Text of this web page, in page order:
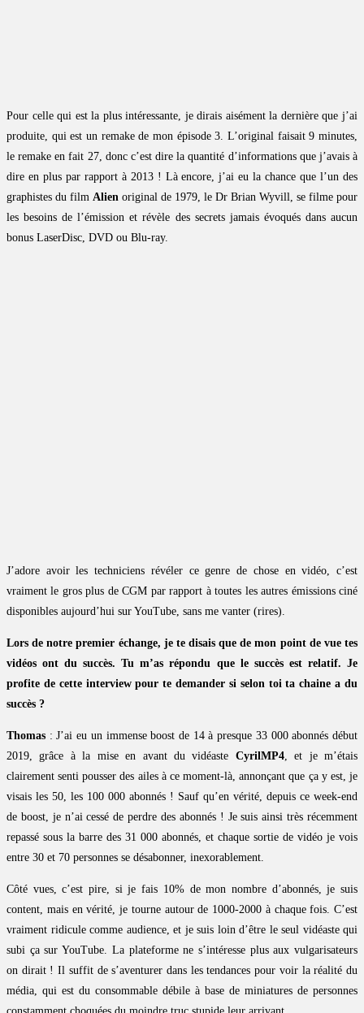
Pour celle qui est la plus intéressante, je dirais aisément la dernière que j’ai
produite, qui est un remake de mon épisode 3. L’original faisait 9 minutes,
le remake en fait 27, donc c’est dire la quantité d’informations que j’avais à
dire en plus par rapport à 2013 ! Là encore, j’ai eu la chance que l’un des
graphistes du film Alien original de 1979, le Dr Brian Wyvill, se filme pour
les besoins de l’émission et révèle des secrets jamais évoqués dans aucun
bonus LaserDisc, DVD ou Blu-ray.
J’adore avoir les techniciens révéler ce genre de chose en vidéo, c’est
vraiment le gros plus de CGM par rapport à toutes les autres émissions ciné
disponibles aujourd’hui sur YouTube, sans me vanter (rires).
Lors de notre premier échange, je te disais que de mon point de vue tes
vidéos ont du succès. Tu m’as répondu que le succès est relatif. Je
profite de cette interview pour te demander si selon toi ta chaine a du
succès ?
Thomas : J’ai eu un immense boost de 14 à presque 33 000 abonnés début
2019, grâce à la mise en avant du vidéaste CyrilMP4, et je m’étais
clairement senti pousser des ailes à ce moment-là, annonçant que ça y est, je
visais les 50, les 100 000 abonnés ! Sauf qu’en vérité, depuis ce week-end
de boost, je n’ai cessé de perdre des abonnés ! Je suis ainsi très récemment
repassé sous la barre des 31 000 abonnés, et chaque sortie de vidéo je vois
entre 30 et 70 personnes se désabonner, inexorablement.
Côté vues, c’est pire, si je fais 10% de mon nombre d’abonnés, je suis
content, mais en vérité, je tourne autour de 1000-2000 à chaque fois. C’est
vraiment ridicule comme audience, et je suis loin d’être le seul vidéaste qui
subi ça sur YouTube. La plateforme ne s’intéresse plus aux vulgarisateurs
on dirait ! Il suffit de s’aventurer dans les tendances pour voir la réalité du
média, qui est du consommable débile à base de miniatures de personnes